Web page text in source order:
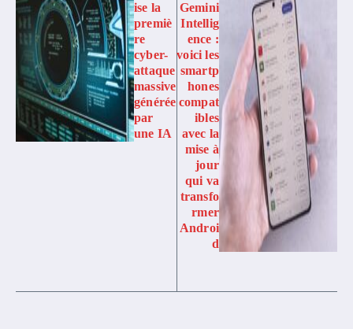
ise la
premiè
re
cyber-
attaque
massive
générée
par
une IA
Gemini
Intellig
ence :
voici les
smartp
hones
compat
ibles
avec la
mise à
jour
qui va
transfo
rmer
Androi
d